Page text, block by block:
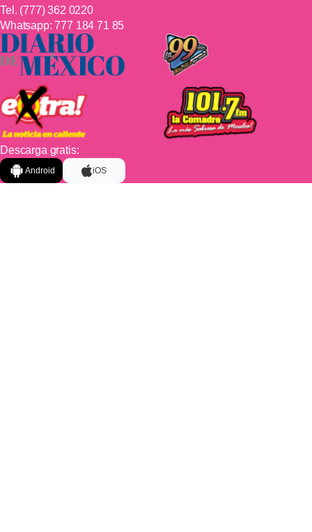
Tel. (777) 362 0220
Whatsapp:777 184 71 85
Descarga gratis:
Android iOS